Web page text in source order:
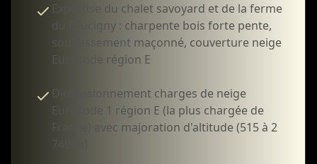
Expertise du chalet savoyard et de la ferme
du Faucigny : charpente bois forte pente,
soubassement maçonné, couverture neige
Eurocode région E
Dimensionnement charges de neige
Eurocode 1 région E (la plus chargée de
France) avec majoration d'altitude (515 à 2
749 m)